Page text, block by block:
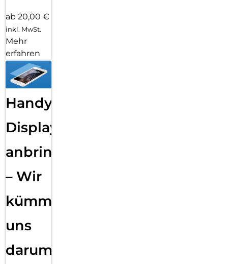
ab 20,00 €
inkl. MwSt.
Mehr
erfahren
Handy
Displayfolie
anbringen
– Wir
kümmern
uns
darum!